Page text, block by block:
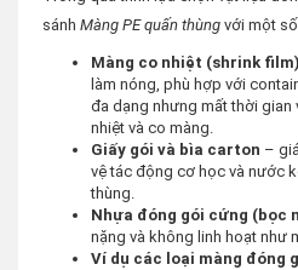
sánh Màng PE quấn thùng với một
Màng co nhiệt (shrink film)
làm nóng, phù hợp với
đa dạng nhưng mất thời gian
nhiệt và co màng.
Giấy gói và bìa carton –
vệ tác động cơ học và nước
thùng.
Nhựa đóng gói cứng (bọc
nặng và không linh hoạt như
Ví dụ các loại màng đóng